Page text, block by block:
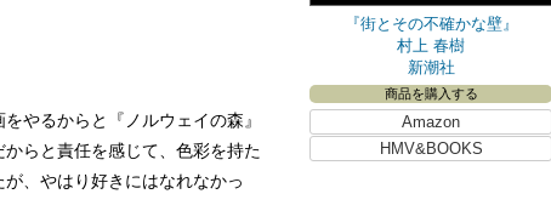
『街とその不確かな壁』
村上 春樹
新潮社
商品を購入する
Amazon
HMV&BOOKS
やるからと『ノルウェイの森』
らと責任を感じて、色彩を持た
、やはり好きにはなれなかっ